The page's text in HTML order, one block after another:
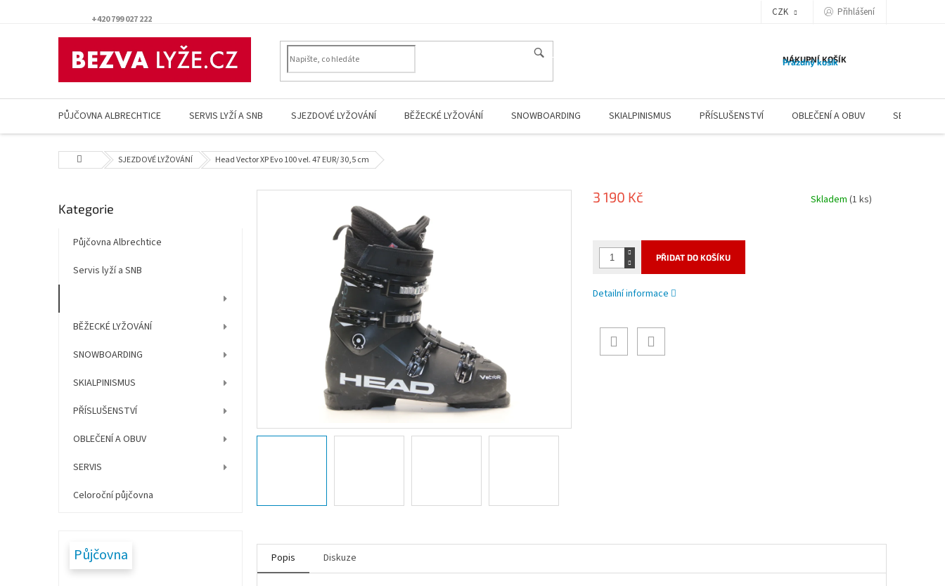
+420 799 027 222
CZK Přihlášení
NÁKUPNÍ KOŠÍK
Prázdný košík
PŮJČOVNA ALBRECHTICE SERVIS LYŽÍ A SNB SJEZDOVÉ LYŽOVÁNÍ BĚŽECKÉ LYŽOVÁNÍ SNOWBOARDING SKIALPINISMUS PŘÍSLUŠENSTVÍ OBLEČENÍ A OBUV SERVIS
Domů SJEZDOVÉ LYŽOVÁNÍ Head Vector XP Evo 100 vel. 47 EUR/ 30,5 cm
o
n
Přeskočit
Kategorie
Půjčovna Albrechtice
Servis lyží a SNB
BĚŽECKÉ LYŽOVÁNÍ
SNOWBOARDING
SKIALPINISMUS
PŘÍSLUŠENSTVÍ
OBLEČENÍ A OBUV
SERVIS
Celoroční půjčovna
Půjčovna
3 190 Kč Skladem (1 ks)
PŘIDAT DO KOŠÍKU
Detailní informace
Popis Diskuze